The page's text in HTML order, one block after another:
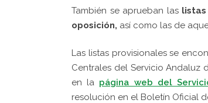
También se aprueban las
oposición, así como las de
Las listas provisionales se
Centrales del Servicio Andaluz
en la página web del
resolución en el Boletín Oficial